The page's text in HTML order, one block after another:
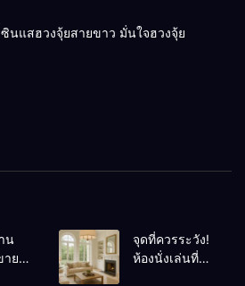
ซินแสฮวงจุ้ยสายขาว มั่นใจฮวงจุ้ย
น
ายดี
จุดที่ควรระวัง!
ห้องนั่งเล่นที่